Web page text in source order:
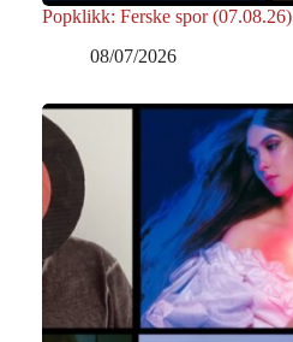
Popklikk: Ferske spor (07.08.26)
08/07/2026